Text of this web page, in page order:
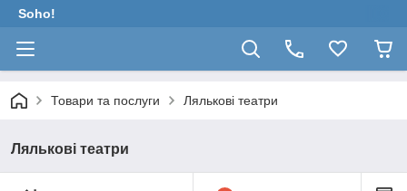
Soho!
Товари та послуги Лялькові театри
Лялькові театри